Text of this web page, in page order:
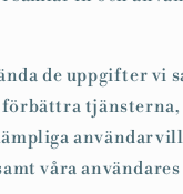
de uppgifter vi
våra användares